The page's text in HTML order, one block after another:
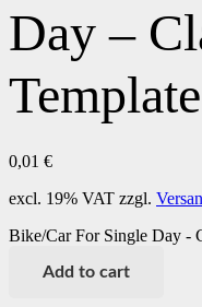
Day –
Template
0,01 €
excl. 19% VAT zzgl.
Bike/Car For Single Day -
Add to cart